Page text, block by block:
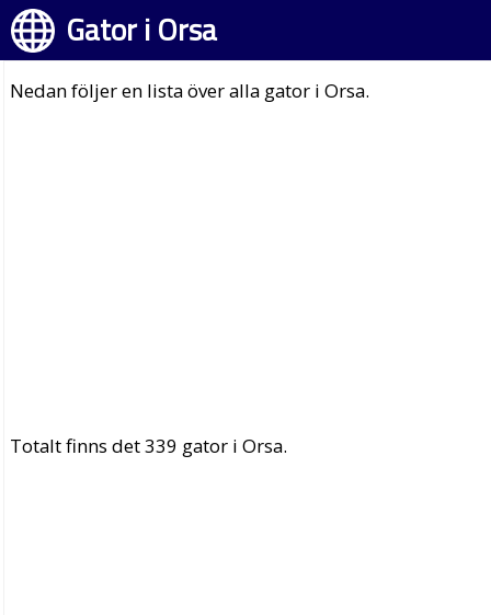
Gator i Orsa
Nedan följer en lista över alla gator i Orsa.
Totalt finns det 339 gator i Orsa.